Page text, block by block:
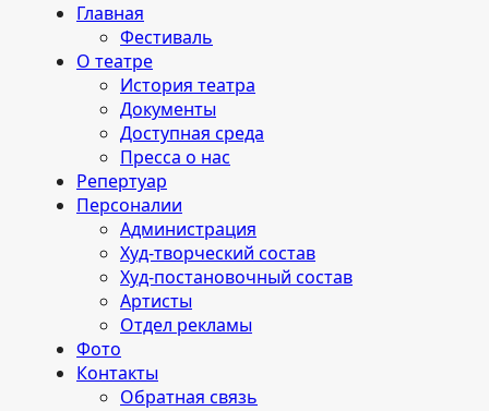
Главная
Фестиваль
О театре
История театра
Документы
Доступная среда
Пресса о нас
Репертуар
Персоналии
Администрация
Худ-творческий состав
Худ-постановочный состав
Артисты
Отдел рекламы
Фото
Контакты
Обратная связь